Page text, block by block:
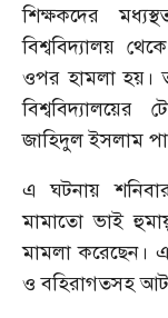
শিক্ষকদের
বিশ্ববিদ্যালয়
ওপর হামলা হয়।
বিশ্ববিদ্যালয়ের
জাহিদুল ইসলাম
এ ঘটনায়
মামাতো ভাই
মামলা করেছেন।
ও বহিরাগতসহ